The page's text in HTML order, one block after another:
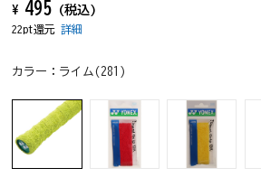
¥ 495 (税込)
22pt還元詳細
カラー： ライム(281)